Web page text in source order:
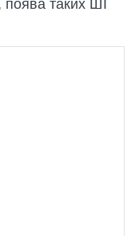
поява таких ШІ